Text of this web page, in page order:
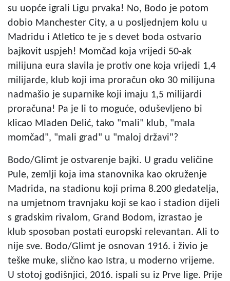
su uopće igrali Ligu prvaka! No, Bodo je potom
dobio Manchester City, a u posljednjem kolu u
Madridu i Atletico te je s devet boda ostvario
bajkovit uspjeh! Momčad koja vrijedi 50-ak
milijuna eura slavila je protiv one koja vrijedi 1,4
milijarde, klub koji ima proračun oko 30 milijuna
nadmašio je suparnike koji imaju 1,5 milijardi
proračuna! Pa je li to moguće, oduševljeno bi
klicao Mladen Delić, tako "mali" klub, "mala
momčad", "mali grad" u "maloj državi"?
Bodo/Glimt je ostvarenje bajki. U gradu veličine
Pule, zemlji koja ima stanovnika kao okruženje
Madrida, na stadionu koji prima 8.200 gledatelja,
na umjetnom travnjaku koji se kao i stadion dijeli
s gradskim rivalom, Grand Bodom, izrastao je
klub sposoban postati europski relevantan. Ali to
nije sve. Bodo/Glimt je osnovan 1916. i živio je
teške muke, slično kao Istra, u moderno vrijeme.
U stotoj godišnjici, 2016. ispali su iz Prve lige. Prije